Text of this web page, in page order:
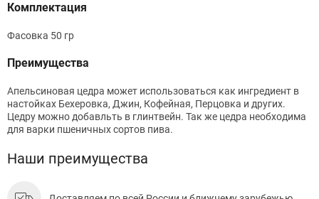
Комплектация
Фасовка 50 гр
Преимущества
Апельсиновая цедра может использоваться как ингредиент в
настойках Бехеровка, Джин, Кофейная, Перцовка и других.
Цедру можно добавльть в глинтвейн. Так же цедра необходима
для варки пшеничных сортов пива.
Наши преимущества